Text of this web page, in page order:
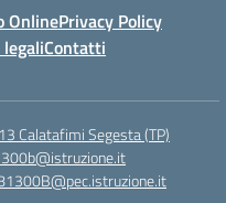
OnlinePrivacy Policy
Contatti
Calatafimi Segesta (TP)